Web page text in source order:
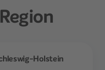
Holstein